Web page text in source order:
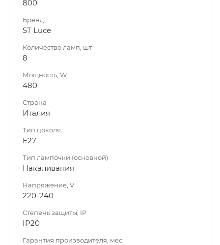
800
Бренд
ST Luce
Количество ламп, шт
8
Мощность, W
480
Страна
Италия
Тип цоколя
E27
Тип лампочки (основной)
Накаливания
Напряжение, V
220-240
Степень защиты, IP
IP20
Гарантия производителя, мес